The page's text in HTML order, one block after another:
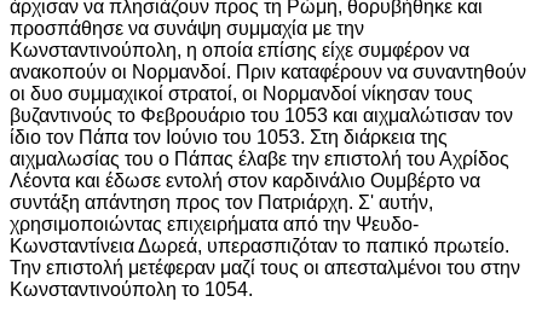
άρχισαν να πλησιάζουν προς τη Ρώμη, θορυβήθηκε και
προσπάθησε να συνάψη συμμαχία με την
Κωνσταντινούπολη, η οποία επίσης είχε συμφέρον να
ανακοπούν οι Νορμανδοί. Πριν καταφέρουν να συναντηθούν
οι δυο συμμαχικοί στρατοί, οι Νορμανδοί νίκησαν τους
βυζαντινούς το Φεβρουάριο του 1053 και αιχμαλώτισαν τον
ίδιο τον Πάπα τον Ιούνιο του 1053. Στη διάρκεια της
αιχμαλωσίας του ο Πάπας έλαβε την επιστολή του Αχρίδος
Λέοντα και έδωσε εντολή στον καρδινάλιο Ουμβέρτο να
συντάξη απάντηση προς τον Πατριάρχη. Σ' αυτήν,
χρησιμοποιώντας επιχειρήματα από την Ψευδο-
Κωνσταντίνεια Δωρεά, υπερασπιζόταν το παπικό πρωτείο.
Την επιστολή μετέφεραν μαζί τους οι απεσταλμένοι του στην
Κωνσταντινούπολη το 1054.